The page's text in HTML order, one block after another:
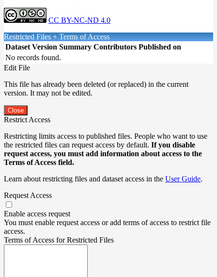
CC BY-NC-ND 4.0
Restricted Files + Terms of Access
Dataset Version Summary Contributors Published on
No records found.
Edit File
This file has already been deleted (or replaced) in the current
version. It may not be edited.
Close
Restrict Access
Restricting limits access to published files. People who want to use
the restricted files can request access by default. If you disable
request access, you must add information about access to the
Terms of Access field.
Learn about restricting files and dataset access in the User Guide.
Request Access
Enable access request
You must enable request access or add terms of access to restrict file
access.
Terms of Access for Restricted Files